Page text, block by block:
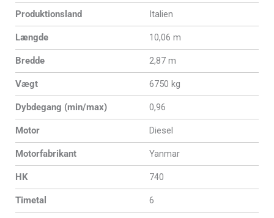
Produktionsland Italien
Længde 10,06 m
Bredde 2,87 m
Vægt 6750 kg
Dybdegang (min/max) 0,96
Motor Diesel
Motorfabrikant Yanmar
HK 740
Timetal 6